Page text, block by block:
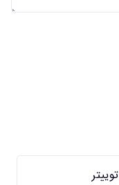
توییتر